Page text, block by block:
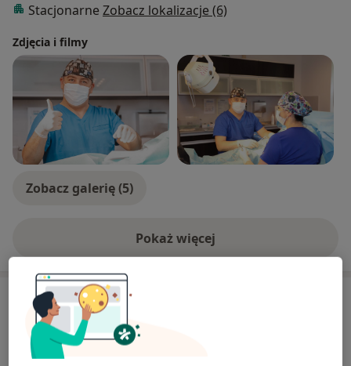
Stacjonarne Zobacz lokalizacje (6)
Zdjęcia i filmy
Zobacz galerię (5)
Pokaż więcejo doświadczeniu
Usługi i ceny
Konsultacja urologiczna
Od 260 zł Szczegóły